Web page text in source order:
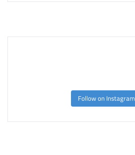
Follow on Instagram